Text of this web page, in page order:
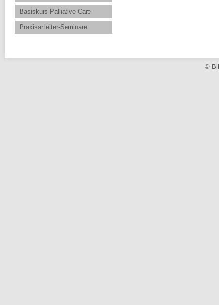
Basiskurs Palliative Care
Praxisanleiter-Seminare
©